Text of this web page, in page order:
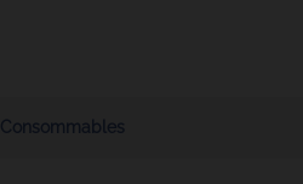
Consommables